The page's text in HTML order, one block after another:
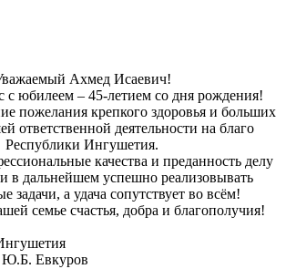
Ахмед Исаевич!
с юбилеем – 45-летием со дня рождения!
пожелания крепкого здоровья и больших
ответственной деятельности на благо
Республики Ингушетия.
качества и преданность делу
в дальнейшем успешно реализовывать
задачи, а удача сопутствует во всём!
семье счастья, добра и благополучия!
Ингушетия